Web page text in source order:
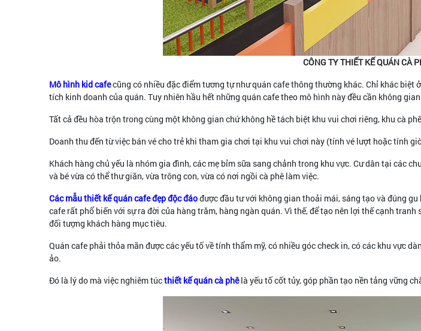
CÔNG TY THIẾT KẾ QUÁN CÀ
Mô hình kid cafecũng có nhiều đặc điểm tương tự như quán cafe thông thường khác. Chỉ khác biệt
tích kinh doanh của quán. Tuy nhiên hầu hết những quán cafe theo mô hình này đều cần không
Tất cả đều hòa trộn trong cùng một không gian chứ không hề tách biệt khu vui chơi riêng, khu cà
Doanh thu đến từ việc bán vé cho trẻ khi tham gia chơi tại khu vui chơi này (tính vé lượt hoặc tính
Khách hàng chủ yếu là nhóm gia đình, các mẹ bỉm sữa sang chảnh trong khu vực. Cư dân tại các
và bé vừa có thể thư giãn, vừa trông con, vừa có nơi ngồi cà phê làm việc.
Các mẫu thiết kế quán cafe đẹp độc đáođược đầu tư với không gian thoải mái, sáng tạo và đúng
cafe rất phổ biến với sự ra đời của hàng trăm, hàng ngàn quán. Vì thế, để tạo nên lợi thế cạnh
đối tượng khách hàng mục tiêu.
Quán cafe phải thỏa mãn được các yếu tố về tính thẩm mỹ, có nhiều góc check in, có các khu vực
ảo.
Đó là lý do mà việc nghiêm túcthiết kế quán cà phêlà yếu tố cốt tủy, góp phần tạo nền tảng vững